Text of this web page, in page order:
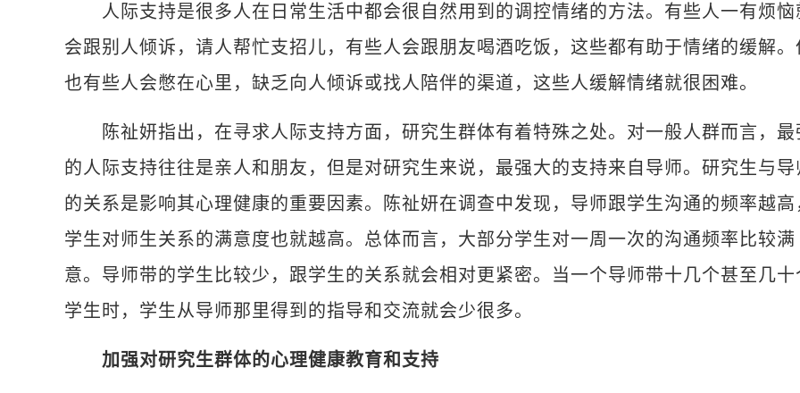
人际支持是很多人在日常生活中都会很自然用到的调控情绪的方法。有些人一有烦恼
会跟别人倾诉，请人帮忙支招儿，有些人会跟朋友喝酒吃饭，这些都有助于情绪的缓解。
也有些人会憋在心里，缺乏向人倾诉或找人陪伴的渠道，这些人缓解情绪就很困难。
陈祉妍指出，在寻求人际支持方面，研究生群体有着特殊之处。对一般人群而言，最
的人际支持往往是亲人和朋友，但是对研究生来说，最强大的支持来自导师。研究生与导
的关系是影响其心理健康的重要因素。陈祉妍在调查中发现，导师跟学生沟通的频率越高
学生对师生关系的满意度也就越高。总体而言，大部分学生对一周一次的沟通频率比较满
意。导师带的学生比较少，跟学生的关系就会相对更紧密。当一个导师带十几个甚至几十
学生时，学生从导师那里得到的指导和交流就会少很多。
加强对研究生群体的心理健康教育和支持